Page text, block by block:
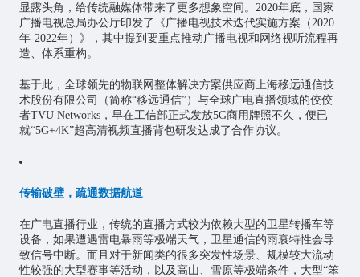
显露头角，给传统融媒体带来了更多想象空间。2020年底，国家
广播电视总局办公厅印发了《广播电视技术迭代实施方案（2020
年-2022年）》，其中提到要重点推动广播电视和网络视听流程再
造、体系重构。
基于此，全球领先的物联网整体解决方案供应商上海移远通信技
术股份有限公司（简称“移远通信”）与全球广电直播领域的佼佼
者TVU Networks，早在工信部正式发放5G商用牌照不久，便已
就“5G+4K”超高清视频直播背包研发达成了合作协议。
传输破壁，疏通数据航道
在广电直播行业，传统的直播方式较为依赖大型的卫星转播车等
设备，如果遭遇雷电暴雨等极端天气，卫星通信的雨衰特性会导
致信号中断。而且对于新闻类的很多突发性场景、规模较大流动
性较强的大型赛事等活动，以及高山、雪原等极端条件，大型“笨